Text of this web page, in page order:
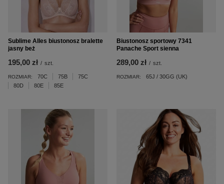
Sublime Alles biustonosz bralette
jasny beż
195,00 zł / szt.
ROZMIAR: 70C 75B
75C
80D
80E 85E
Biustonosz sportowy 7341
Panache Sport sienna
289,00 zł / szt.
ROZMIAR: 65J / 30GG (UK)